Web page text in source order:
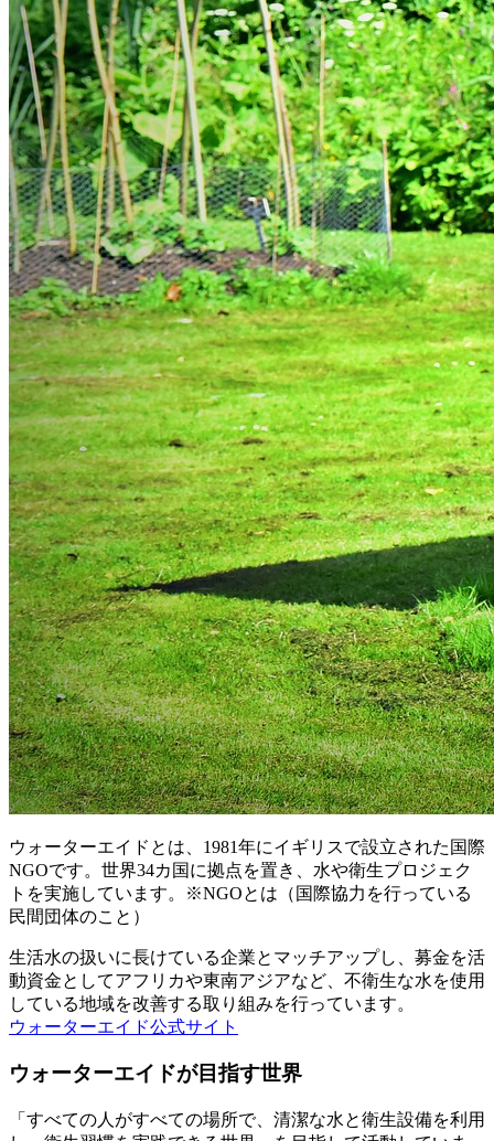
ウォーターエイドとは、1981年にイギリスで設立された国際
NGOです。世界34カ国に拠点を置き、水や衛生プロジェク
トを実施しています。※NGOとは（国際協力を行っている
民間団体のこと）
生活水の扱いに長けている企業とマッチアップし、募金を活
動資金としてアフリカや東南アジアなど、不衛生な水を使用
している地域を改善する取り組みを行っています。
ウォーターエイド公式サイト
ウォーターエイドが目指す世界
「すべての人がすべての場所で、清潔な水と衛生設備を利用